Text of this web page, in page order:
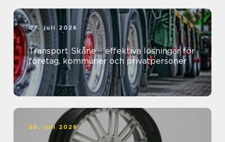
07. juli 2026
Transport Skåne – effektiva lösningar för
företag, kommuner och privatpersoner
05. juli 2026